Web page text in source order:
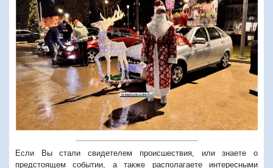
Предыдущий
Если Вы стали свидетелем происшествия, или знаете о
предстоящем событии, а также располагаете интересными